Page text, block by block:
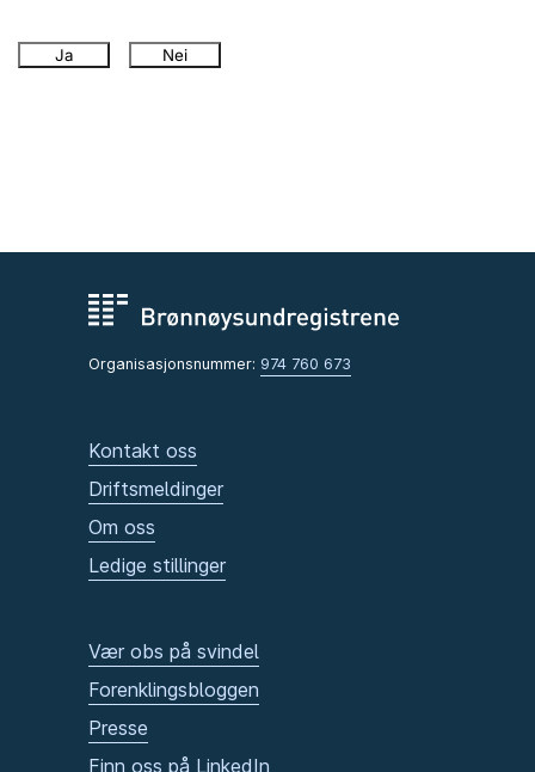
Ja Nei
Organisasjonsnummer: 974 760 673
Kontakt oss
Driftsmeldinger
Om oss
Ledige stillinger
Vær obs på svindel
Forenklingsbloggen
Presse
Finn oss på LinkedIn